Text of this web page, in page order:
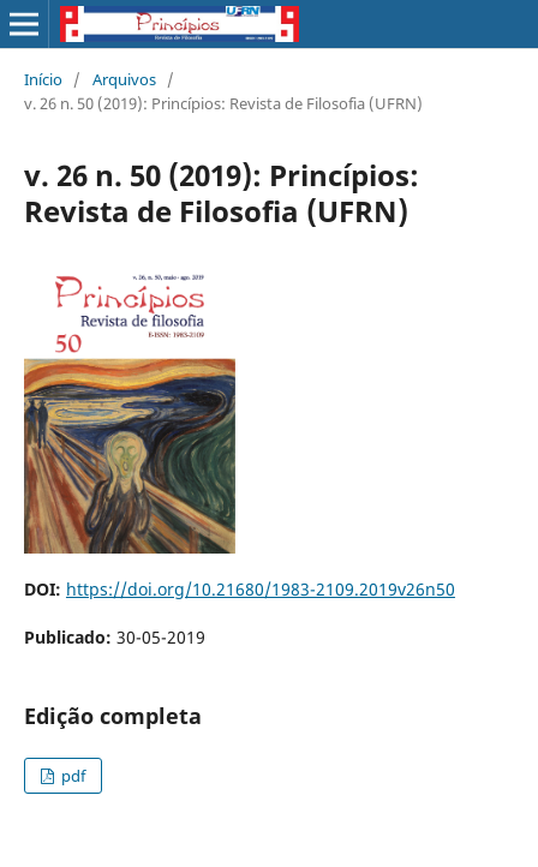
Início / Arquivos /
v. 26 n. 50 (2019): Princípios: Revista de Filosofia (UFRN)
v. 26 n. 50 (2019): Princípios:
Revista de Filosofia (UFRN)
DOI: https://doi.org/10.21680/1983-2109.2019v26n50
Publicado: 30-05-2019
Edição completa
pdf